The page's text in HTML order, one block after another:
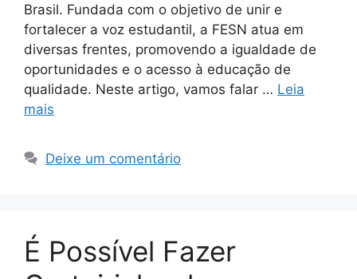
Brasil. Fundada com o objetivo de unir e
fortalecer a voz estudantil, a FESN atua em
diversas frentes, promovendo a igualdade de
oportunidades e o acesso à educação de
qualidade. Neste artigo, vamos falar … Leia
mais
Deixe um comentário
É Possível Fazer